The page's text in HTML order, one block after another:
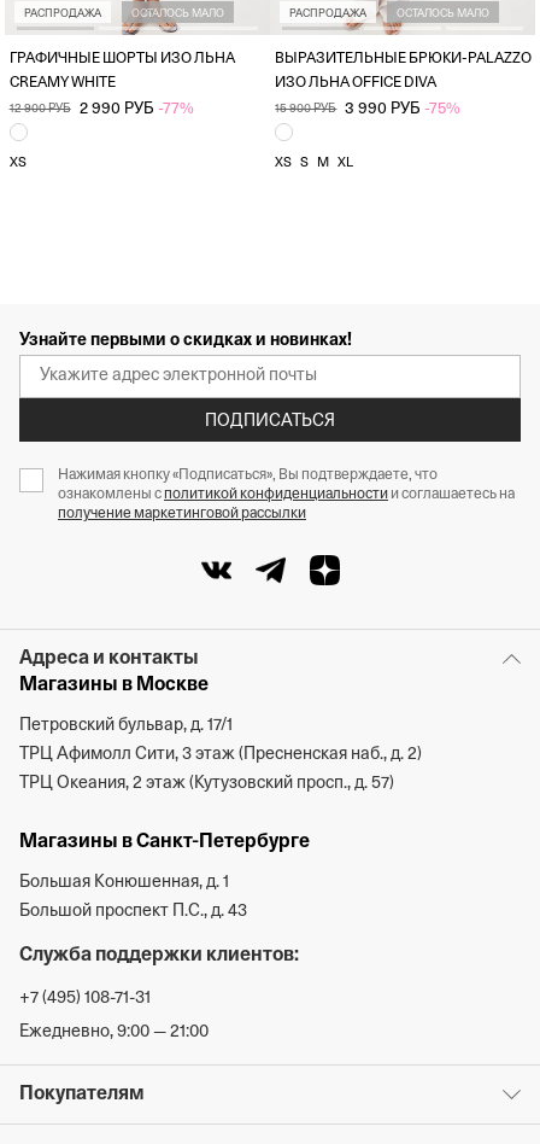
РАСПРОДАЖА ОСТАЛОСЬ МАЛО
ГРАФИЧНЫЕ ШОРТЫ ИЗО ЛЬНА
CREAMY WHITE
12 900 РУБ 2 990 РУБ -77%
XS
РАСПРОДАЖА ОСТАЛОСЬ МАЛО
ВЫРАЗИТЕЛЬНЫЕ БРЮКИ-PALAZZO
ИЗО ЛЬНА OFFICE DIVA
15 900 РУБ 3 990 РУБ -75%
XS S M XL
Узнайте первыми о скидках и новинках!
ПОДПИСАТЬСЯ
Нажимая кнопку «Подписаться», Вы подтверждаете, что
ознакомлены с политикой конфиденциальности и соглашаетесь на
получение маркетинговой рассылки
Адреса и контакты
Магазины в Москве
Петровский бульвар, д. 17/1
ТРЦ Афимолл Сити, 3 этаж (Пресненская наб., д. 2)
ТРЦ Океания, 2 этаж (Кутузовский просп., д. 57)
Магазины в Санкт-Петербурге
Большая Конюшенная, д. 1
Большой проспект П.С., д. 43
Служба поддержки клиентов:
+7 (495) 108-71-31
Ежедневно, 9:00 — 21:00
Покупателям